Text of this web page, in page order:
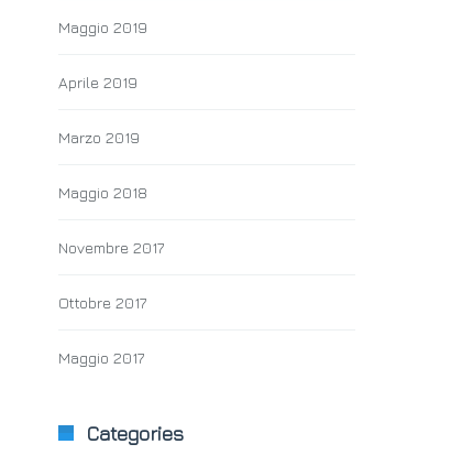
Maggio 2019
Aprile 2019
Marzo 2019
Maggio 2018
Novembre 2017
Ottobre 2017
Maggio 2017
Categories